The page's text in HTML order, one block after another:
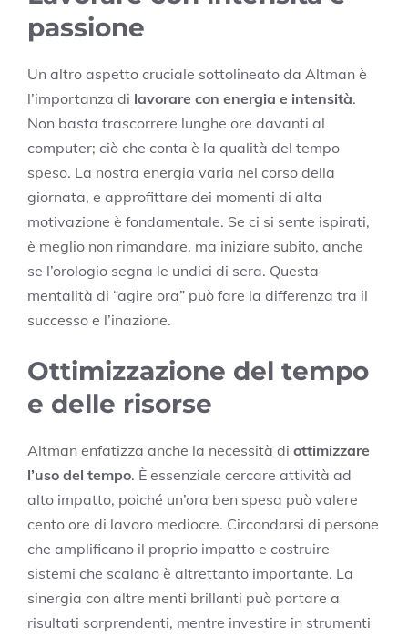
passione
Un altro aspetto cruciale sottolineato da Altman è
l’importanza di lavorare con energia e intensità.
Non basta trascorrere lunghe ore davanti al
computer; ciò che conta è la qualità del tempo
speso. La nostra energia varia nel corso della
giornata, e approfittare dei momenti di alta
motivazione è fondamentale. Se ci si sente ispirati,
è meglio non rimandare, ma iniziare subito, anche
se l’orologio segna le undici di sera. Questa
mentalità di “agire ora” può fare la differenza tra il
successo e l’inazione.
Ottimizzazione del tempo
e delle risorse
Altman enfatizza anche la necessità di ottimizzare
l’uso del tempo. È essenziale cercare attività ad
alto impatto, poiché un’ora ben spesa può valere
cento ore di lavoro mediocre. Circondarsi di persone
che amplificano il proprio impatto e costruire
sistemi che scalano è altrettanto importante. La
sinergia con altre menti brillanti può portare a
risultati sorprendenti, mentre investire in strumenti